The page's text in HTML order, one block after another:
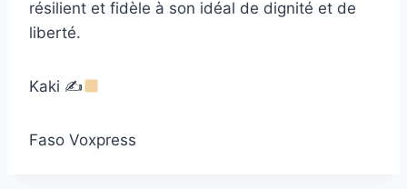
résilient et fidèle à son idéal de dignité et de
liberté.
Kaki ✍
Faso Voxpress